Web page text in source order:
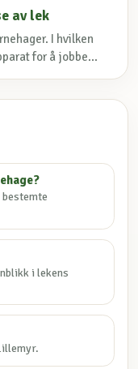
av lek
I hvilken
for å jobbe...
i lekens